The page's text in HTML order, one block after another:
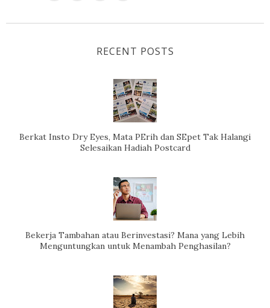
RECENT POSTS
Berkat Insto Dry Eyes, Mata PErih dan SEpet Tak Halangi
Selesaikan Hadiah Postcard
Bekerja Tambahan atau Berinvestasi? Mana yang Lebih
Menguntungkan untuk Menambah Penghasilan?